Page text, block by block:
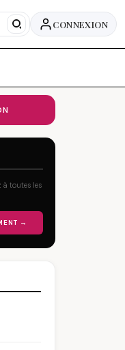
CONNEXION
toutes les
→